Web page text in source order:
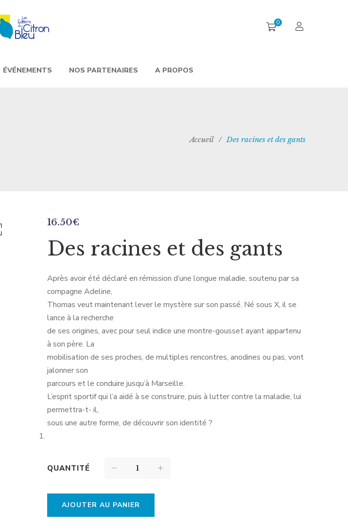
0
ÉVÉNEMENTS NOS PARTENAIRES A PROPOS
Accueil / Des racines et des gants
16.50€
Des racines et des gants
Après avoir été déclaré en rémission d’une longue maladie, soutenu par sa
compagne Adeline,
Thomas veut maintenant lever le mystère sur son passé. Né sous X, il se
lance à la recherche
de ses origines, avec pour seul indice une montre-gousset ayant appartenu
à son père. La
mobilisation de ses proches, de multiples rencontres, anodines ou pas, vont
jalonner son
parcours et le conduire jusqu’à Marseille.
L’esprit sportif qui l’a aidé à se construire, puis à lutter contre la maladie, lui
permettra-t- il,
sous une autre forme, de découvrir son identité ?
QUANTITÉ
AJOUTER AU PANIER